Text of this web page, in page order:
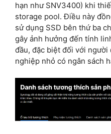
hạn như SNV3400) khi
storage pool. Điều này
sử dụng SSD bên thứ ba
gây ảnh hưởng đến tính
đầu, đặc biệt đối với
nghiệp nhỏ có ngân sách